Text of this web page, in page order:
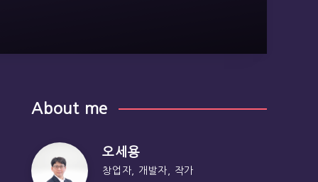
About me
오세용
창업자, 개발자, 작가